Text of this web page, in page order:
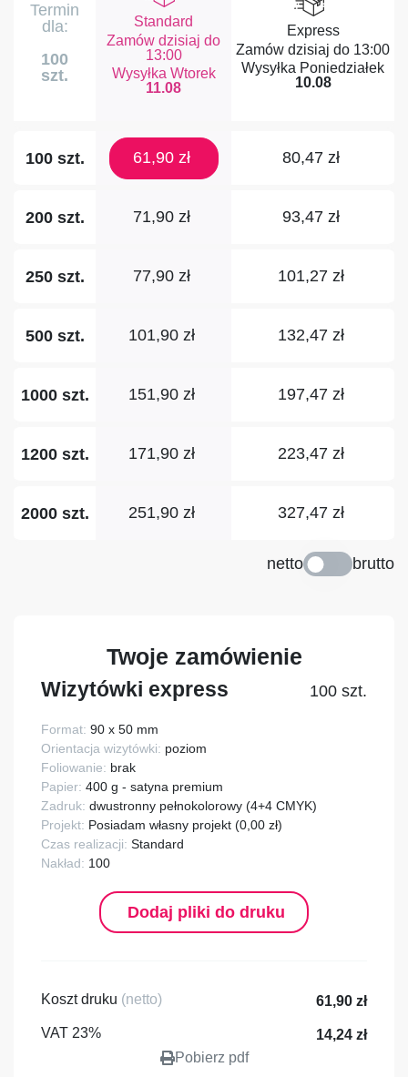
Termin
dla:
100
szt.
Standard
Wtorek
11.08
Zamów dzisiaj do
13:00
Express
Poniedziałek
10.08
Zamów dzisiaj do 13:00
100 szt. 61,90 zł 80,47 zł
200 szt. 71,90 zł 93,47 zł
250 szt. 77,90 zł 101,27 zł
500 szt. 101,90 zł 132,47 zł
1000 szt. 151,90 zł 197,47 zł
1200 szt. 171,90 zł 223,47 zł
2000 szt. 251,90 zł 327,47 zł
netto brutto
Twoje zamówienie
Wizytówki express 100 szt.
Format: 90 x 50 mm
Orientacja wizytówki: poziom
Foliowanie: brak
Papier: 400 g - satyna premium
Zadruk: dwustronny pełnokolorowy (4+4 CMYK)
Projekt: Posiadam własny projekt (0,00 zł)
Czas realizacji: Standard
Nakład: 100
Dodaj pliki do druku
Koszt druku (netto) 61,90 zł
VAT 23%
14,24 zł
Pobierz pdf